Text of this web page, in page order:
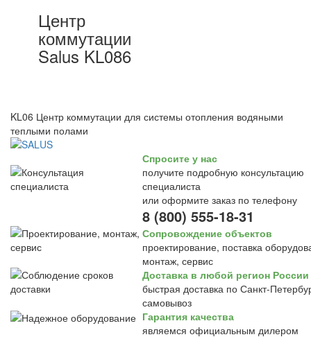
Центр
коммутации
Salus KL086
KL06 Центр коммутации для системы отопления водяными
теплыми полами
Спросите у нас
получите подробную консультацию
специалиста
или оформите заказ по телефону
8 (800) 555-18-31
Сопровождение объектов
проектирование, поставка
монтаж, сервис
Доставка в любой регион России
быстрая доставка по Санкт-
самовывоз
Гарантия качества
являемся официальным дилером